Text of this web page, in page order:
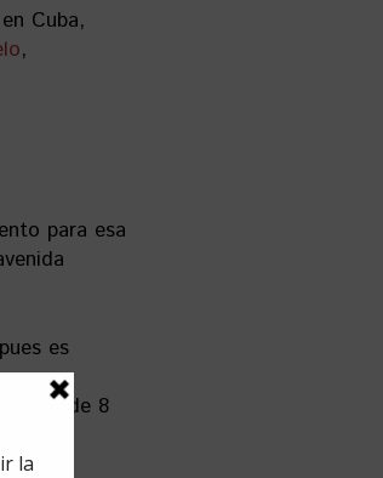
Cuba,
,
para esa
es
total de 8